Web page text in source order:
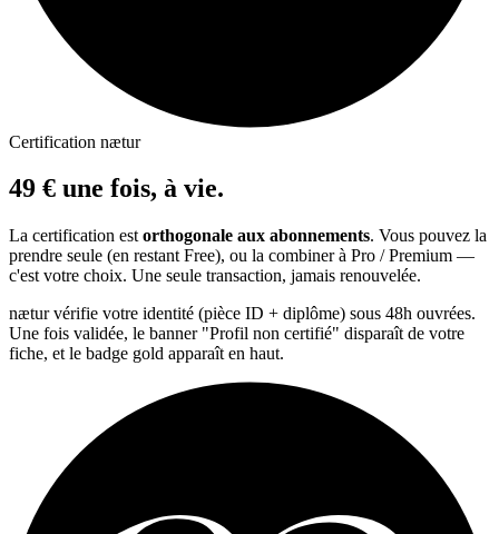
Certification nætur
49 € une fois, à vie.
La certification est orthogonale aux abonnements. Vous pouvez la
prendre seule (en restant Free), ou la combiner à Pro / Premium —
c'est votre choix. Une seule transaction, jamais renouvelée.
nætur vérifie votre identité (pièce ID + diplôme) sous 48h ouvrées.
Une fois validée, le banner "Profil non certifié" disparaît de votre
fiche, et le badge gold apparaît en haut.